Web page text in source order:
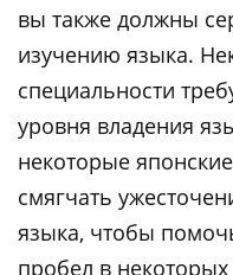
вы также должны
изучению языка.
специальности
уровня владения
некоторые
смягчать
языка, чтобы
пробел в